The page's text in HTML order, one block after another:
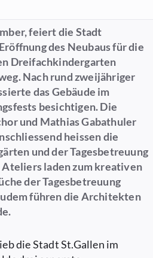
feiert die Stadt
des Neubaus für die
Dreifachkindergarten
Nach rund zweijähriger
das Gebäude im
besichtigen. Die
und Mathias Gabathuler
heissen die
und der Tagesbetreuung
laden zum kreativen
der Tagesbetreuung
führen die Architekten
die Stadt St.Gallen im